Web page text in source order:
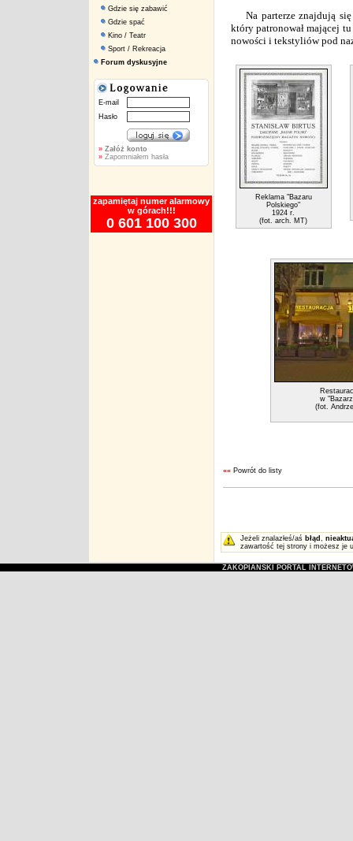
Gdzie się zabawić
Gdzie spać
Kino / Teatr
Sport / Rekreacja
Forum dyskusyjne
E-mail
Hasło
» Załóż konto
» Zapomniałem hasła
zapamiętaj numer alarmowy
w górach!!!
0 601 100 300
Na parterze znajdują się
który patronował mającej
nowości i tekstyliów pod
Reklama "Bazaru
Polskiego"
1924 r.
(fot. arch. MT)
w
(fot.
«« Powrót do listy
Jeżeli znalazłeś/aś błąd ,
zawartość tej strony i możesz je
ZAKOPIAŃSKI PORTAL